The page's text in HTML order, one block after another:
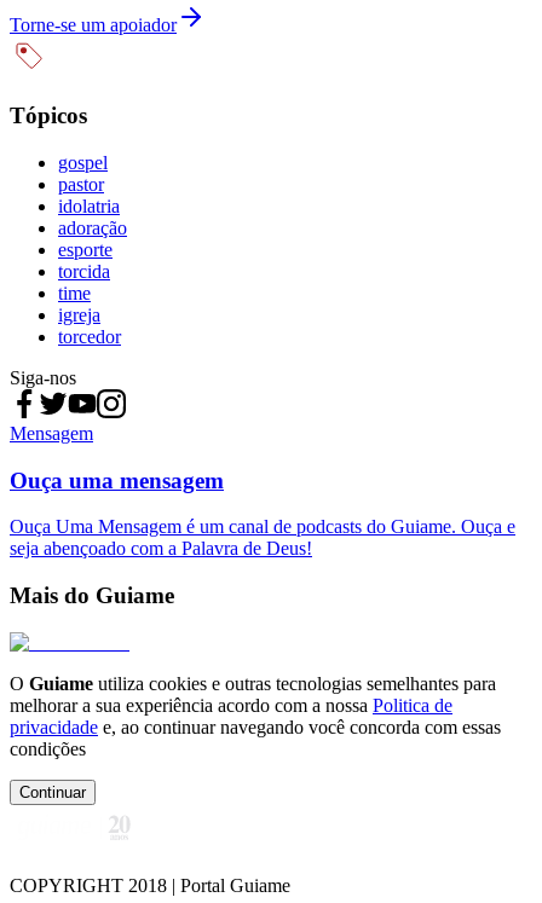
Torne-se um apoiador
Tópicos
gospel
pastor
idolatria
adoração
esporte
torcida
time
igreja
torcedor
Siga-nos
Mensagem
Ouça uma mensagem
Ouça Uma Mensagem é um canal de podcasts do Guiame. Ouça e
seja abençoado com a Palavra de Deus!
Mais do Guiame
O Guiame utiliza cookies e outras tecnologias semelhantes para
melhorar a sua experiência acordo com a nossa Politica de
privacidade e, ao continuar navegando você concorda com essas
condições
Continuar
COPYRIGHT 2018 | Portal Guiame